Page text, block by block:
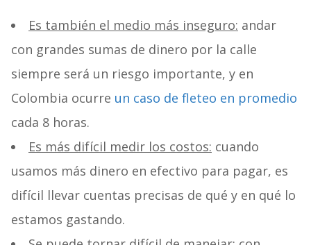
Es también el medio más inseguro: andar
con grandes sumas de dinero por la calle
siempre será un riesgo importante, y en
Colombia ocurre un caso de fleteo en promedio
cada 8 horas.
Es más difícil medir los costos: cuando
usamos más dinero en efectivo para pagar, es
difícil llevar cuentas precisas de qué y en qué lo
estamos gastando.